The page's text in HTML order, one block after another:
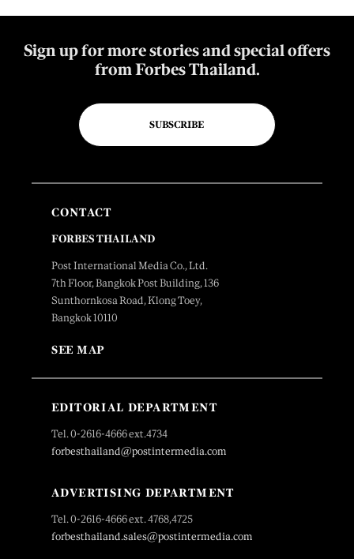
Sign up for more stories and special offers
from Forbes Thailand.
SUBSCRIBE
CONTACT
FORBES THAILAND
Post International Media Co., Ltd.
7th Floor, Bangkok Post Building, 136
Sunthornkosa Road, Klong Toey,
Bangkok 10110
SEE MAP
EDITORIAL DEPARTMENT
Tel. 0-2616-4666 ext.4734
forbesthailand@postintermedia.com
ADVERTISING DEPARTMENT
Tel. 0-2616-4666 ext. 4768,4725
forbesthailand.sales@postintermedia.com